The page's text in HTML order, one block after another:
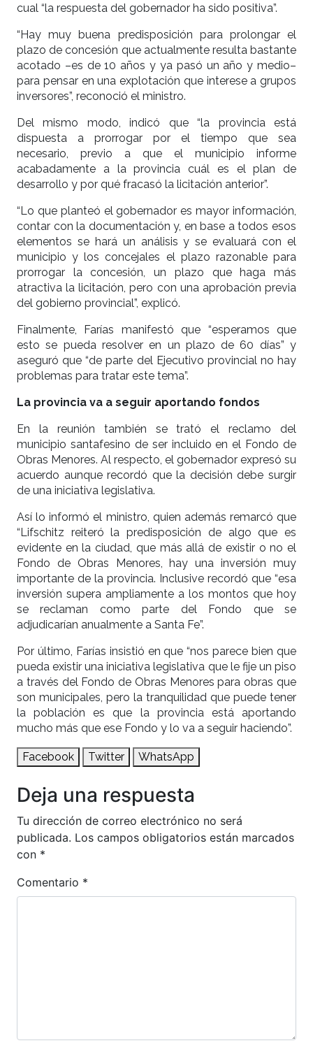
cual “la respuesta del gobernador ha sido positiva”.
“Hay muy buena predisposición para prolongar el
plazo de concesión que actualmente resulta bastante
acotado –es de 10 años y ya pasó un año y medio–
para pensar en una explotación que interese a grupos
inversores”, reconoció el ministro.
Del mismo modo, indicó que “la provincia está
dispuesta a prorrogar por el tiempo que sea
necesario, previo a que el municipio informe
acabadamente a la provincia cuál es el plan de
desarrollo y por qué fracasó la licitación anterior”.
“Lo que planteó el gobernador es mayor información,
contar con la documentación y, en base a todos esos
elementos se hará un análisis y se evaluará con el
municipio y los concejales el plazo razonable para
prorrogar la concesión, un plazo que haga más
atractiva la licitación, pero con una aprobación previa
del gobierno provincial”, explicó.
Finalmente, Farías manifestó que “esperamos que
esto se pueda resolver en un plazo de 60 días” y
aseguró que “de parte del Ejecutivo provincial no hay
problemas para tratar este tema”.
La provincia va a seguir aportando fondos
En la reunión también se trató el reclamo del
municipio santafesino de ser incluido en el Fondo de
Obras Menores. Al respecto, el gobernador expresó su
acuerdo aunque recordó que la decisión debe surgir
de una iniciativa legislativa.
Así lo informó el ministro, quien además remarcó que
“Lifschitz reiteró la predisposición de algo que es
evidente en la ciudad, que más allá de existir o no el
Fondo de Obras Menores, hay una inversión muy
importante de la provincia. Inclusive recordó que “esa
inversión supera ampliamente a los montos que hoy
se reclaman como parte del Fondo que se
adjudicarían anualmente a Santa Fe”.
Por último, Farías insistió en que “nos parece bien que
pueda existir una iniciativa legislativa que le fije un piso
a través del Fondo de Obras Menores para obras que
son municipales, pero la tranquilidad que puede tener
la población es que la provincia está aportando
mucho más que ese Fondo y lo va a seguir haciendo”.
Facebook Twitter WhatsApp
Deja una respuesta
Tu dirección de correo electrónico no será
publicada. Los campos obligatorios están marcados
con *
Comentario *